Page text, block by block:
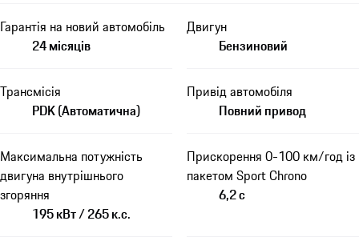
Гарантія на новий автомобіль
24 місяців
Двигун
Бензиновий
Трансмісія
PDK (Автоматична)
Привід автомобіля
Повний привод
Максимальна потужність
двигуна внутрішнього
згоряння
195 кВт / 265 к.с.
Прискорення 0-100 км/год із
пакетом Sport Chrono
6,2 с